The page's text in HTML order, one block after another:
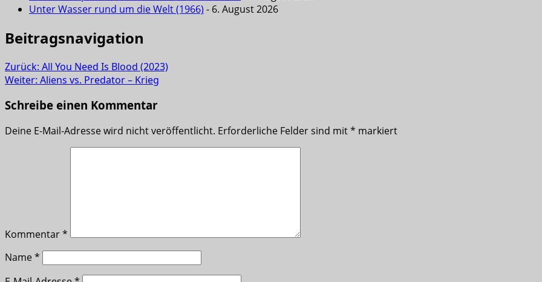
Unter Wasser rund um die Welt (1966) - 6. August 2026
Beitragsnavigation
Zurück: All You Need Is Blood (2023)
Weiter: Aliens vs. Predator – Krieg
Schreibe einen Kommentar
Deine E-Mail-Adresse wird nicht veröffentlicht. Erforderliche Felder sind mit* markiert
Kommentar*
Name*